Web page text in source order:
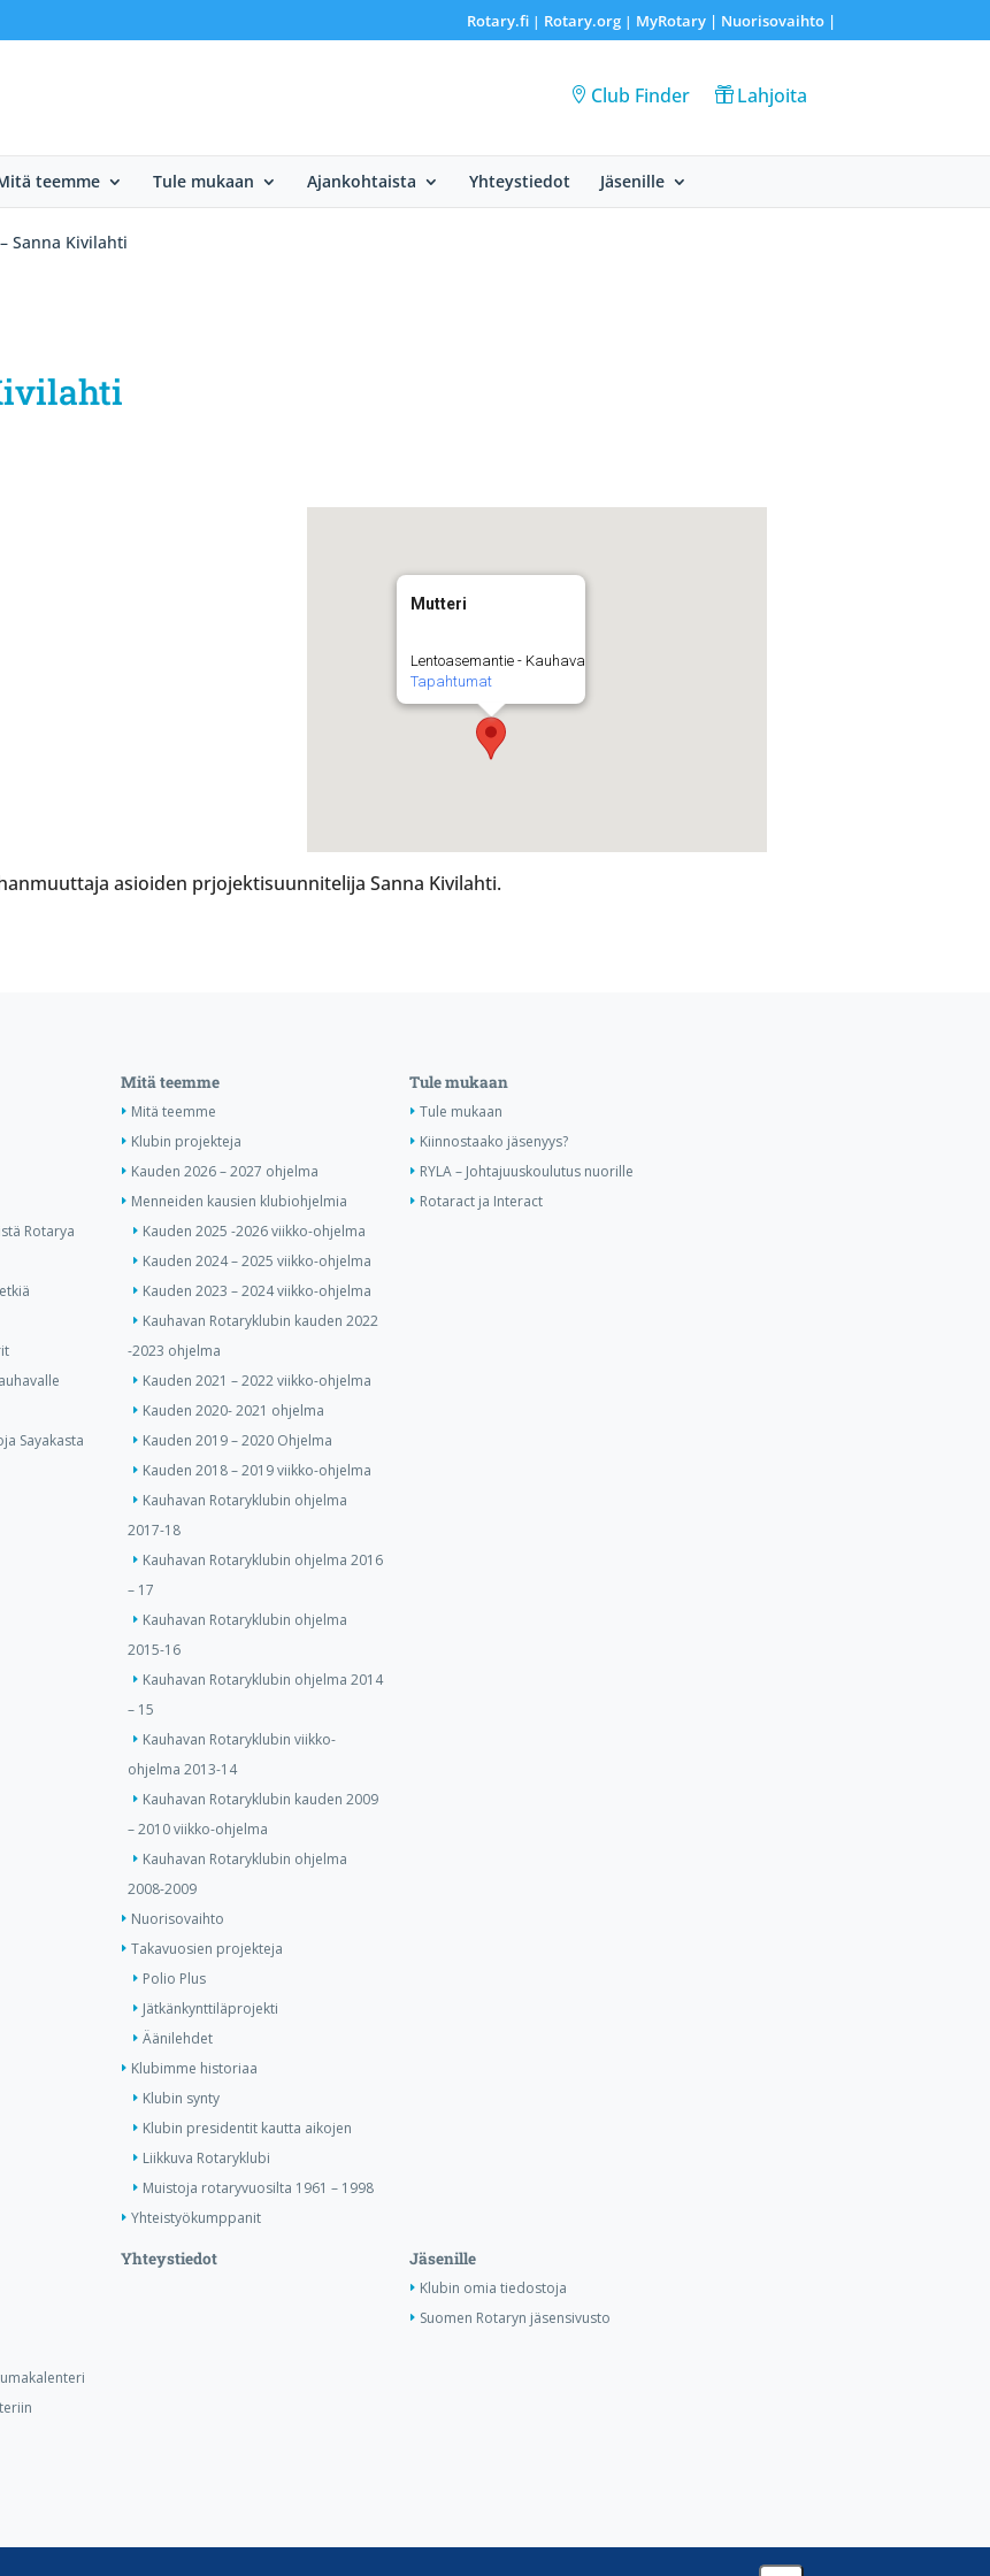
Rotary.fi| Rotary.org| MyRotary | Nuorisovaihto|
Club Finder Lahjoita
teemme Tule mukaan Ajankohtaista Yhteystiedot Jäsenille
Sanna Kivilahti
Mutteri
Lentoasemantie - Kauhava
Tapahtumat
asioiden prjojektisuunnitelija Sanna Kivilahti.
Rotarya
Sayakasta
Mitä teemme
Mitä teemme
Klubin projekteja
Kauden 2026 – 2027 ohjelma
Menneiden kausien klubiohjelmia
Kauden 2025 -2026 viikko-ohjelma
Kauden 2024 – 2025 viikko-ohjelma
Kauden 2023 – 2024 viikko-ohjelma
Kauhavan Rotaryklubin kauden 2022
-2023 ohjelma
Kauden 2021 – 2022 viikko-ohjelma
Kauden 2020- 2021 ohjelma
Kauden 2019 – 2020 Ohjelma
Kauden 2018 – 2019 viikko-ohjelma
Kauhavan Rotaryklubin ohjelma
2017-18
Kauhavan Rotaryklubin ohjelma 2016
– 17
Kauhavan Rotaryklubin ohjelma
2015-16
Kauhavan Rotaryklubin ohjelma 2014
– 15
Kauhavan Rotaryklubin viikko-
ohjelma 2013-14
Kauhavan Rotaryklubin kauden 2009
– 2010 viikko-ohjelma
Kauhavan Rotaryklubin ohjelma
2008-2009
Nuorisovaihto
Takavuosien projekteja
Polio Plus
Jätkänkynttiläprojekti
Äänilehdet
Klubimme historiaa
Klubin synty
Klubin presidentit kautta aikojen
Liikkuva Rotaryklubi
Muistoja rotaryvuosilta 1961 – 1998
Yhteistyökumppanit
Tule mukaan
Tule mukaan
Kiinnostaako jäsenyys?
RYLA – Johtajuuskoulutus nuorille
Rotaract ja Interact
Yhteystiedot Jäsenille
Klubin omia tiedostoja
Suomen Rotaryn jäsensivusto